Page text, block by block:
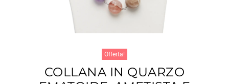
Offerta!
COLLANA IN QUARZO